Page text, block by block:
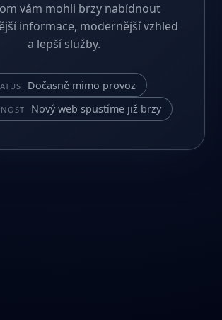
vám mohli brzy nabídnout
informace, modernější vzhled
a lepší služby.
Dočasně mimo provoz
Nový web spustíme již brzy